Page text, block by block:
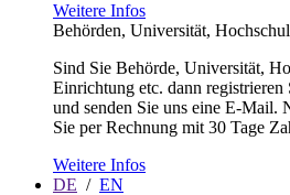
Weitere Infos
Behörden, Universität,
Sind Sie Behörde, Universität,
Einrichtung etc. dann
und senden Sie uns eine E-Mail.
Sie per Rechnung mit 30 Tage
Weitere Infos
DE / EN